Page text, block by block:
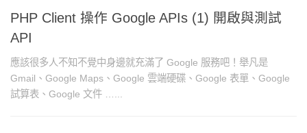
PHP Client 操作 Google APIs (1) 開啟與測試
API
應該很多人不知不覺中身邊就充滿了 Google 服務吧！舉凡是
Gmail、Google Maps、Google 雲端硬碟、Google 表單、Google
試算表、Google 文件 …...